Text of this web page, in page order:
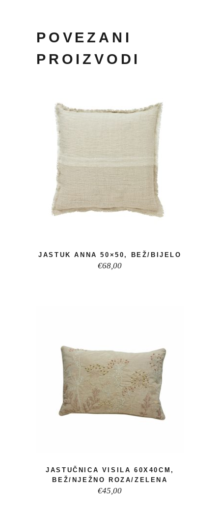
POVEZANI
PROIZVODI
JASTUK ANNA 50×50, BEŽ/BIJELO
€68,00
JASTUČNICA VISILA 60X40CM,
BEŽ/NJEŽNO ROZA/ZELENA
€45,00